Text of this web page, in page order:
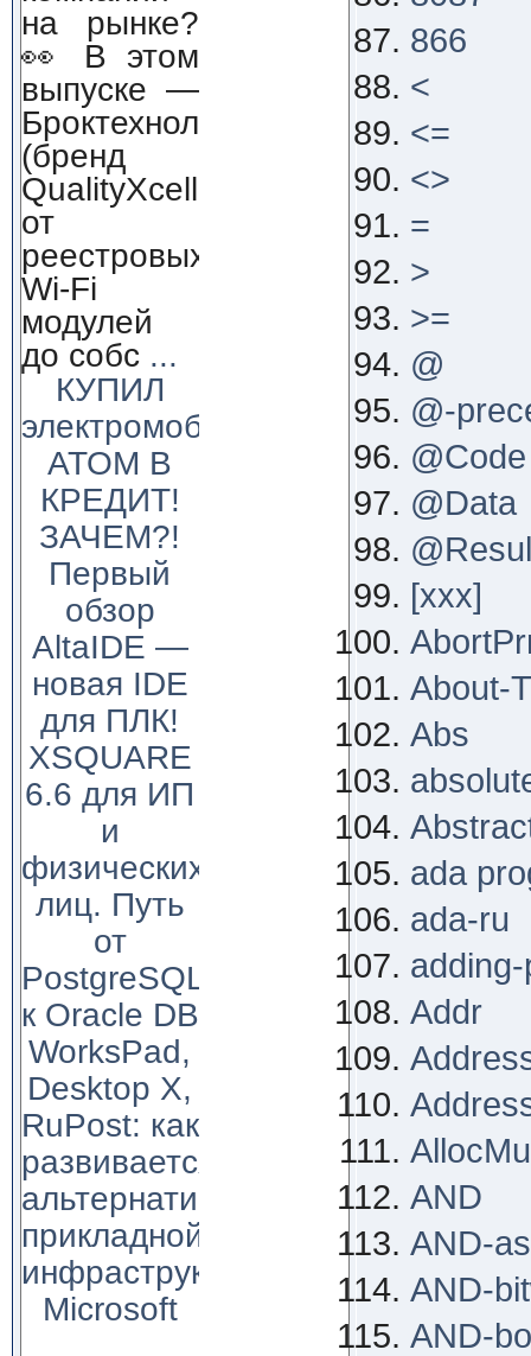
на рынке?
👀 В этом
выпуске —
Броктехнолоджи
(бренд
QualityXcellence):
от
реестровых
Wi-Fi
модулей
до собс ...
КУПИЛ
электромобиль
АТОМ В
КРЕДИТ!
ЗАЧЕМ?!
Первый
обзор
AltaIDE —
новая IDE
для ПЛК!
XSQUARE
6.6 для ИП
и
физических
лиц. Путь
от
PostgreSQL
к Oracle DB
WorksPad,
Desktop X,
RuPost: как
развивается
альтернатива
прикладной
инфраструктуре
Microsoft
866
<
<=
<>
=
>
>=
@
@-
@Code
@Data
[xxx]
About-
Abs
ada
ada-ru
Addr
AND
AND-
AND-
AND-